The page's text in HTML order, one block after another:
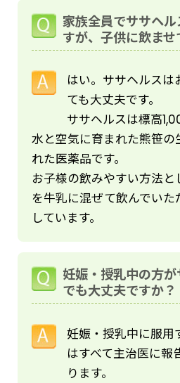
家族全員でササヘ
すが、子供に飲ませ
はい。ササヘルス
ても大丈夫です。
ササヘルスは標高
水と空気に育まれた熊笹の
れた医薬品です。
お子様の飲みやすい方法と
を牛乳に混ぜて飲んでい
しています。
妊娠・授乳中の方
でも大丈夫ですか？
妊娠・授乳中に服用
はすべて主治医に報
ります。